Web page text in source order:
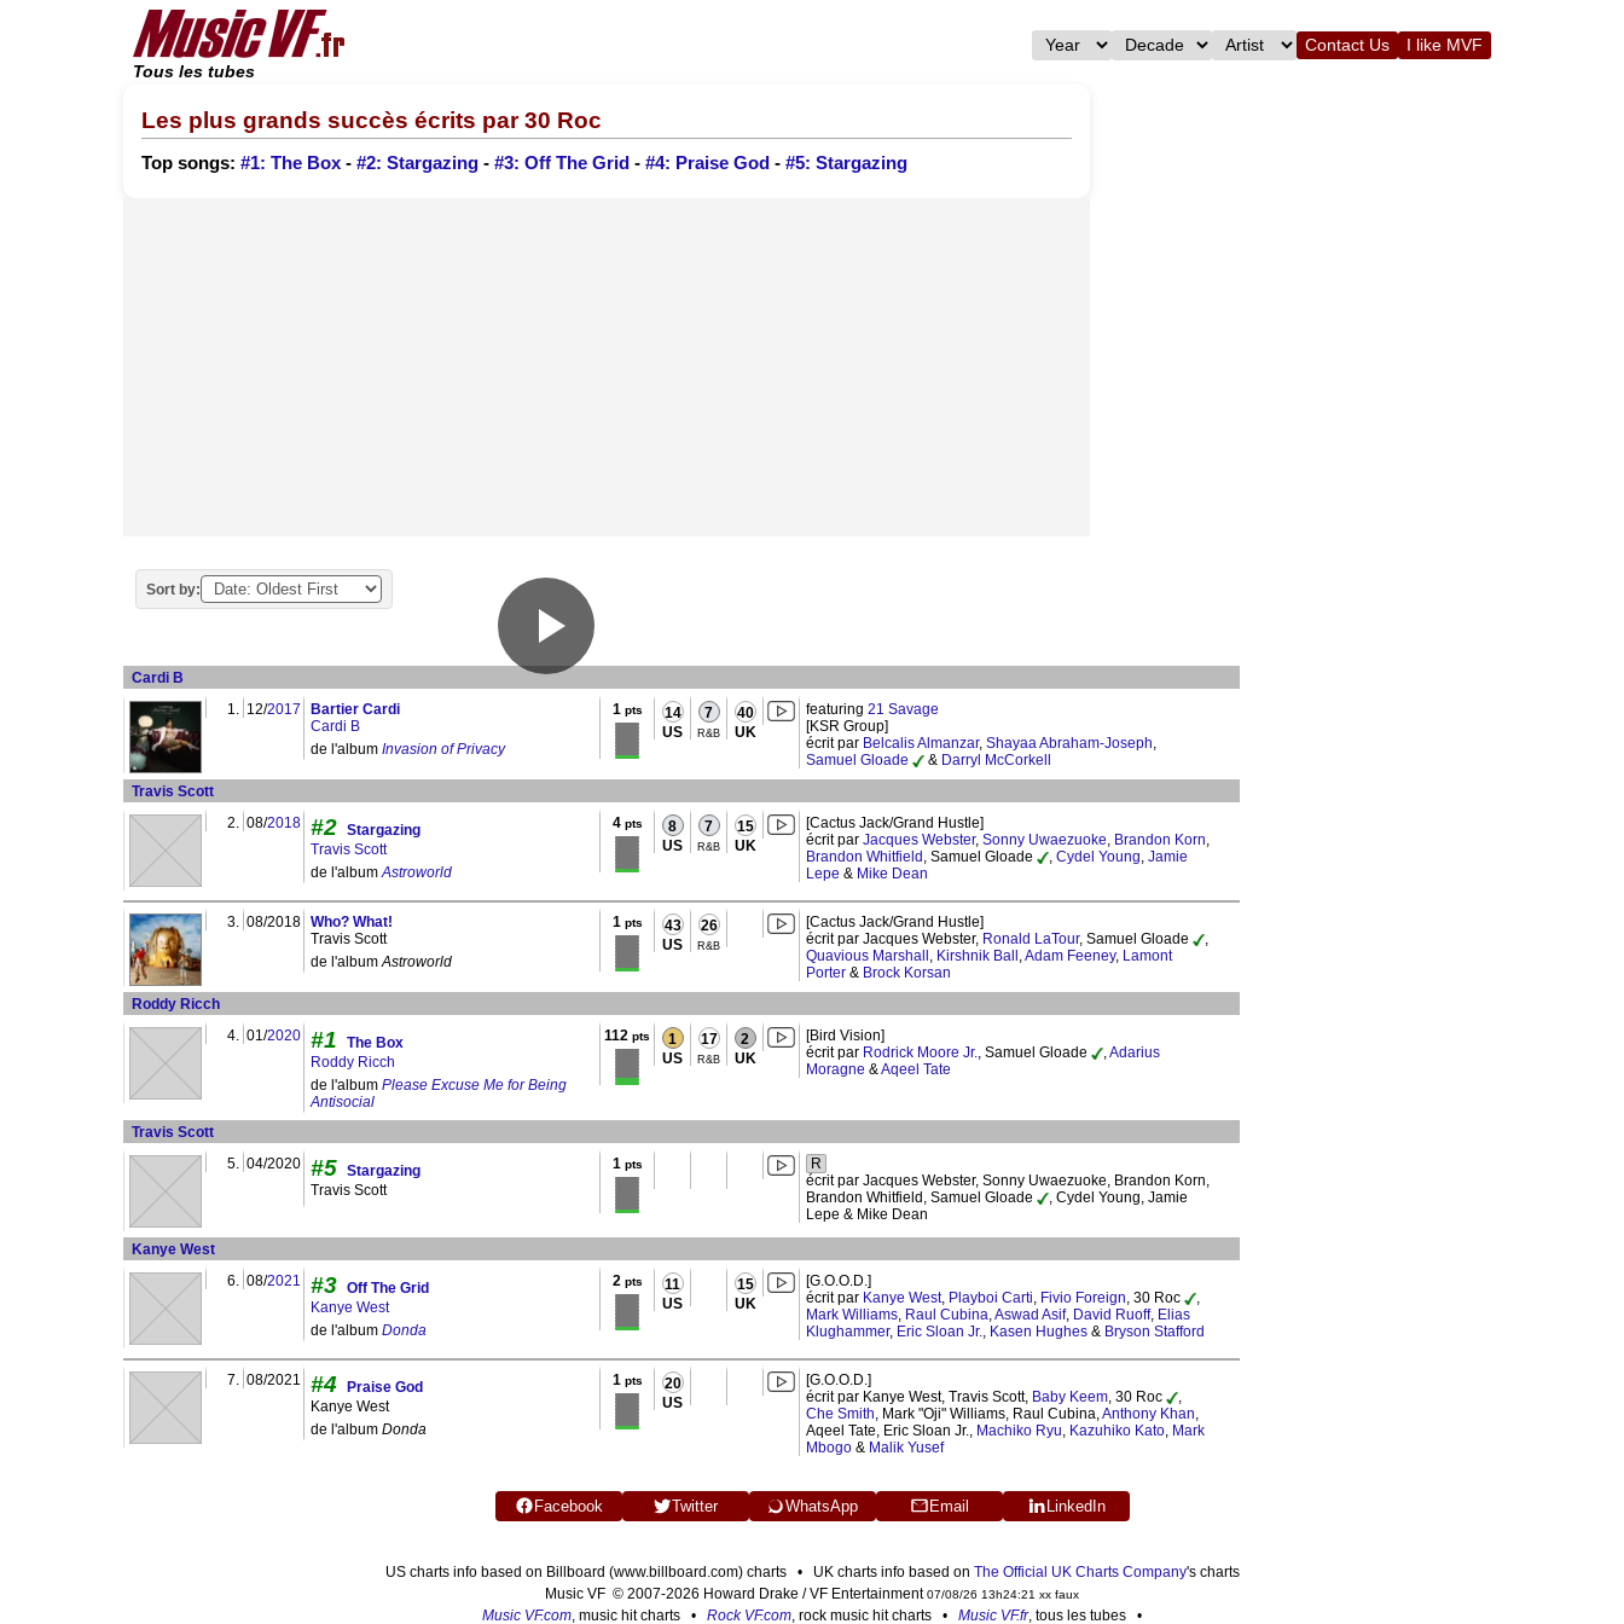
Tous les tubes
Contact Us I like MVF
Les plus grands succès écrits par 30 Roc
Top songs: #1: The Box - #2: Stargazing - #3: Off The Grid - #4: Praise God - #5: Stargazing
Sort by:
Cardi B
1. 12/2017
Bartier Cardi
Cardi B
de l'album Invasion of Privacy
1 pts 14
US
7
R&B
40
UK
featuring 21 Savage
[KSR Group]
écrit par Belcalis Almanzar, Shayaa Abraham-Joseph,
Samuel Gloade
& Darryl McCorkell
Travis Scott
2. 08/2018 #2 Stargazing
Travis Scott
de l'albumAstroworld
4pts 8
US
7
R&B
15
UK
[Cactus Jack/Grand Hustle]
écrit par Jacques Webster, Sonny Uwaezuoke, Brandon Korn,
Brandon Whitfield , Samuel Gloade , Cydel Young, Jamie
Lepe & Mike Dean
3. 08/2018 Who? What!
Travis Scott
de l'albumAstroworld
1 pts 43
US
26
R&B
[Cactus Jack/Grand Hustle]
écrit par Jacques Webster, Ronald LaTour, Samuel Gloade
,
Quavious Marshall , Kirshnik Ball ,Adam Feeney, Lamont
Porter & Brock Korsan
Roddy Ricch
4. 01/2020 #1
The Box
Roddy Ricch
de l'album Please Excuse Me for Being
Antisocial
112 pts 1
US
17
R&B
2
UK
[Bird Vision]
écrit par Rodrick Moore Jr., Samuel Gloade ,Adarius
Moragne &Aqeel Tate
Travis Scott
5. 04/2020 #5 Stargazing
Travis Scott
1 pts
R
écrit par Jacques Webster, Sonny Uwaezuoke, Brandon Korn,
Brandon Whitfield, Samuel Gloade
, Cydel Young, Jamie
Lepe & Mike Dean
Kanye West
6. 08/2021 #3 Off The Grid
Kanye West
de l'album Donda
2 pts 11
US
15
UK
[G.O.O.D.]
écrit par Kanye West, Playboi Carti, Fivio Foreign, 30 Roc
,
Mark Williams, Raul Cubina,Aswad Asif, David Ruoff, Elias
Klughammer, Eric Sloan Jr., Kasen Hughes & Bryson Stafford
7. 08/2021 #4 Praise God
Kanye West
de l'album Donda
1 pts 20
US
[G.O.O.D.]
écrit par Kanye West, Travis Scott, Baby Keem, 30 Roc
,
Che Smith, Mark "Oji" Williams, Raul Cubina,Anthony Khan,
Aqeel Tate, Eric Sloan Jr., Machiko Ryu, Kazuhiko Kato, Mark
Mbogo & Malik Yusef
Facebook Twitter WhatsApp Email LinkedIn
US charts info based on Billboard (www.billboard.com) charts • UK charts info based on The Official UK Charts Company's charts
Music VF © 2007-2026 Howard Drake / VF Entertainment07/08/26 13h24:21 xx faux
Music VF.com, music hit charts • Rock VF.com, rock music hit charts • Music VF.fr, tous les tubes •